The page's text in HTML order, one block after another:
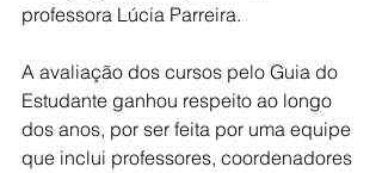
professora Lúcia Parreira.
A avaliação dos cursos pelo Guia do
Estudante ganhou respeito ao longo
dos anos, por ser feita por uma equipe
que inclui professores, coordenadores